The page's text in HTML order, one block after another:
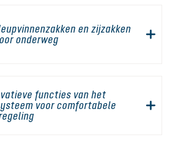
en zijzakken
onderweg
functies van het
voor comfortabele